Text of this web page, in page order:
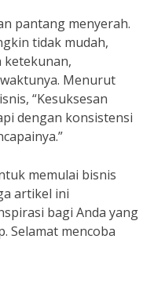
pantang menyerah.
tidak mudah,
ketekunan,
Menurut
“Kesuksesan
dengan konsistensi
memulai bisnis
artikel ini
bagi Anda yang
Selamat mencoba